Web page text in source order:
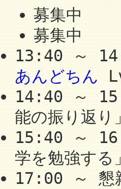
募集中
募集中
13:40 ～
あんどちん
14:40 ～
能の振り返
15:40 ～
学を勉強す
17:00 ～ 懇